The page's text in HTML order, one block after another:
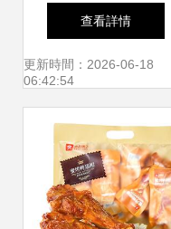
每年消滅多少鴨
子？這些經典名鴨
你吃過幾種？
查看詳情
更新時間：2026-06-18
06:42:54